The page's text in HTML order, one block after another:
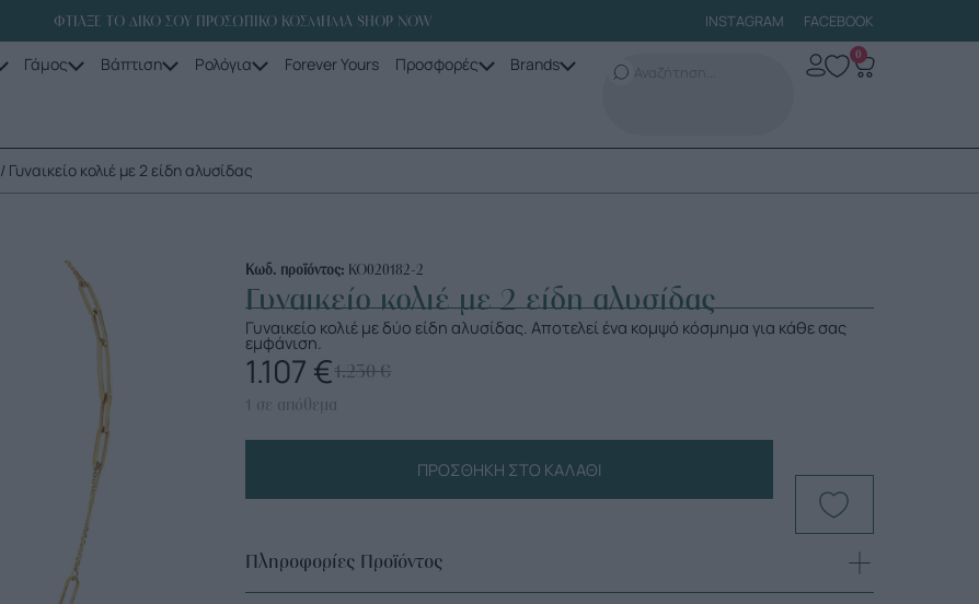
ΦΤΙΑΞΕ ΤΟ ΔΙΚΟ ΣΟΥ ΠΡΟΣΩΠΙΚΟ ΚΟΣΜΗΜΑ SHOP NOW INSTAGRAM FACEBOOK
Γάμος Βάπτιση Ρολόγια Forever Yours Προσφορές Brands 0
/ Γυναικείο κολιέ με 2 είδη αλυσίδας
Κωδ. προϊόντος: ΚΟ020182-2
Γυναικείο κολιέ με 2 είδη αλυσίδας
Γυναικείο κολιέ με δύο είδη αλυσίδας. Αποτελεί ένα κομψό κόσμημα για κάθε σας
εμφάνιση.
1.230€
1.107 €
1 σε απόθεμα
ΠΡΟΣΘΉΚΗ ΣΤΟ ΚΑΛΆΘΙ
Πληροφορίες Προϊόντος